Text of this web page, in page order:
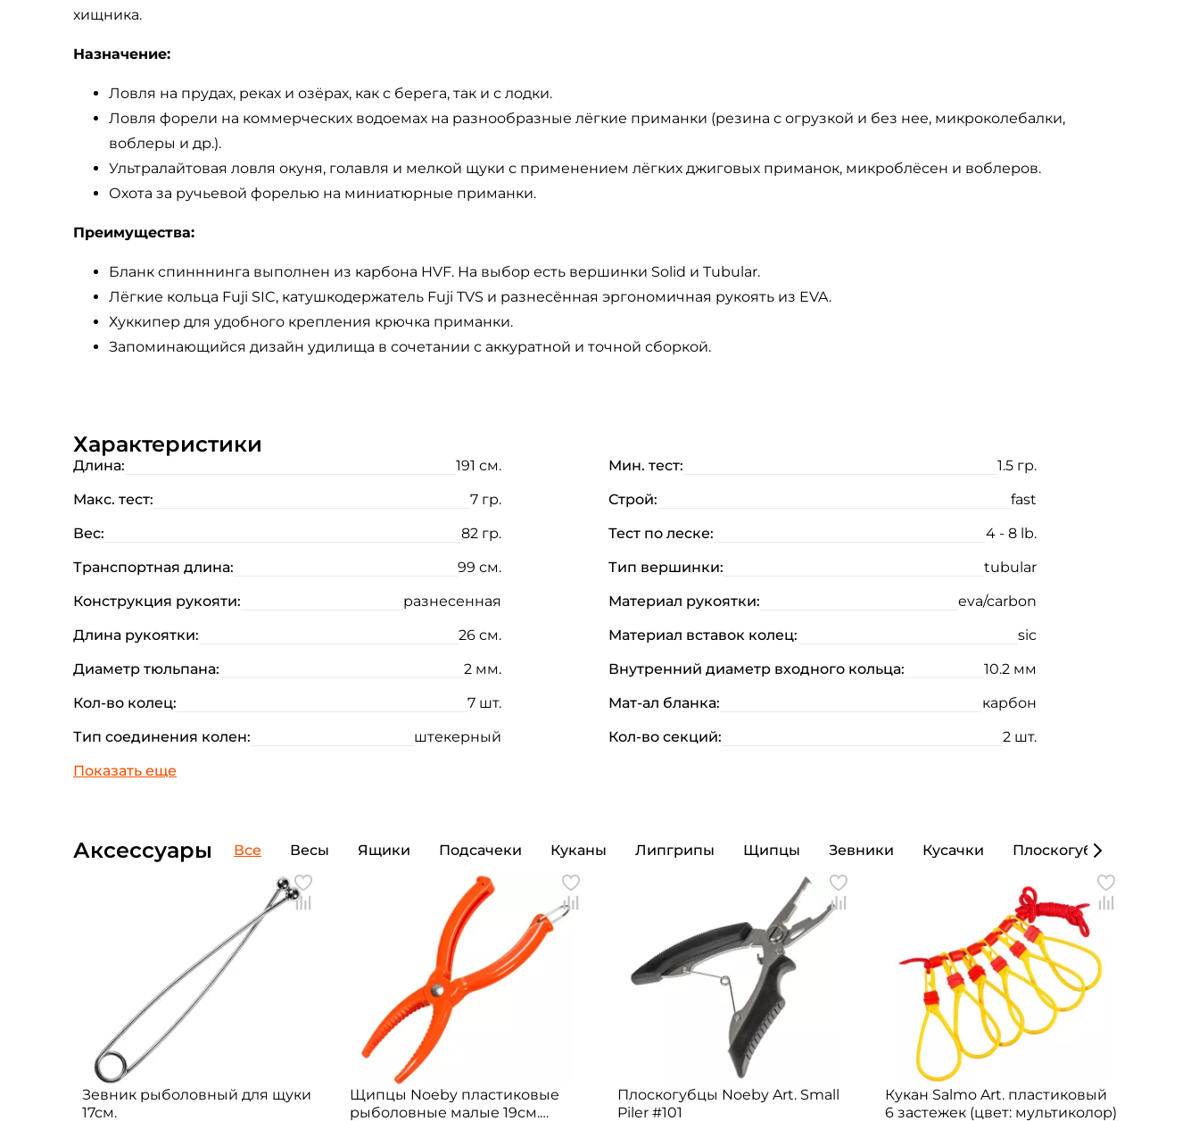
хищника.
Назначение:
Ловля на прудах, реках и озёрах, как с берега, так и с лодки.
Ловля форели на коммерческих водоемах на разнообразные лёгкие приманки (резина с огрузкой и без нее, микроколебалки,
воблеры и др.).
Ультралайтовая ловля окуня, голавля и мелкой щуки с применением лёгких джиговых приманок, микроблёсен и воблеров.
Охота за ручьевой форелью на миниатюрные приманки.
Преимущества:
Бланк спинннинга выполнен из карбона HVF. На выбор есть вершинки Solid и Tubular.
Лёгкие кольца Fuji SIC, катушкодержатель Fuji TVS и разнесённая эргономичная рукоять из EVA.
Хуккипер для удобного крепления крючка приманки.
Запоминающийся дизайн удилища в сочетании с аккуратной и точной сборкой.
Характеристики
Длина: 191 см. Мин. тест:
1.5 гр.
Макс. тест:
7 гр. Строй:
fast
Вес:
82 гр. Тест по леске:
4 - 8 lb.
Транспортная длина:
99 см. Тип вершинки:
tubular
Конструкция рукояти:
разнесенная Материал рукоятки:
eva/carbon
Длина рукоятки:
26 см. Материал вставок колец:
sic
Диаметр тюльпана:
2 мм. Внутренний диаметр входного кольца:
10.2 мм
Кол-во колец:
7 шт. Мат-ал бланка:
карбон
Тип соединения колен:
штекерный Кол-во секций: 2 шт.
Аксессуары Все Весы Ящики Подсачеки Куканы Липгрипы Щипцы Зевники Кусачки Плоскогубцы
Зевник рыболовный для щуки
17см.
Щипцы Noeby пластиковые
рыболовные малые 19см.
Плоскогубцы Noeby Art. Small
Piler #101
Кукан Salmo Art. пластиковый
6 застежек (цвет: мультиколор)
ФИО: *
Email: *